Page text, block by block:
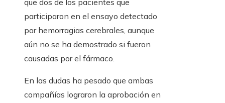
que dos de los pacientes que
participaron en el ensayo detectado
por hemorragias cerebrales, aunque
aún no se ha demostrado si fueron
causadas por el fármaco.
En las dudas ha pesado que ambas
compañías lograron la aprobación en